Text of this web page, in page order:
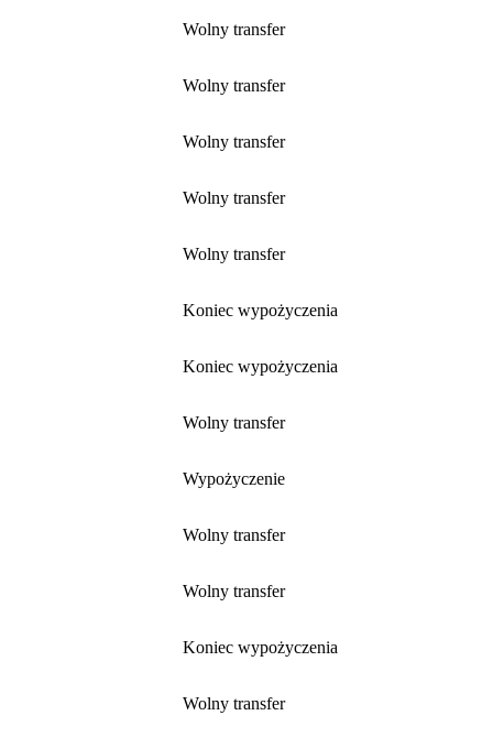
Wolny transfer
Wolny transfer
Wolny transfer
Wolny transfer
Wolny transfer
Koniec wypożyczenia
Koniec wypożyczenia
Wolny transfer
Wypożyczenie
Wolny transfer
Wolny transfer
Koniec wypożyczenia
Wolny transfer